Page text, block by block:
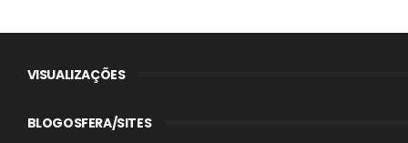
VISUALIZAÇÕES
BLOGOSFERA/SITES